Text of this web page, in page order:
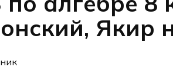
Якир